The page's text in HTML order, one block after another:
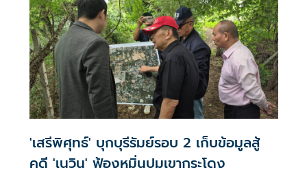
'เสรีพิศุทธ์' บุกบุรีรัมย์รอบ 2 เก็บข้อมูลสู้
คดี 'เนวิน' ฟ้องหมิ่นปมเขากระโดง